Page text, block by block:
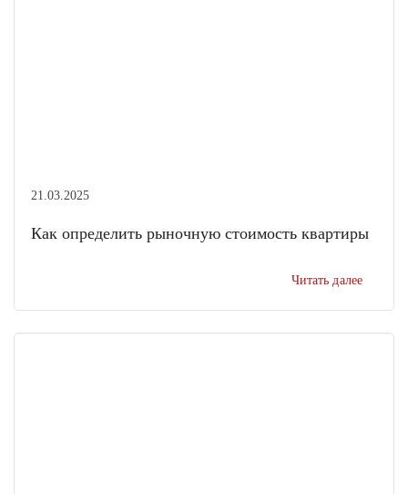
21.03.2025
Как определить рыночную стоимость квартиры
Читать далее